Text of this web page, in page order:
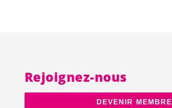
Rejoignez-nous
DEVENIR MEMBRE